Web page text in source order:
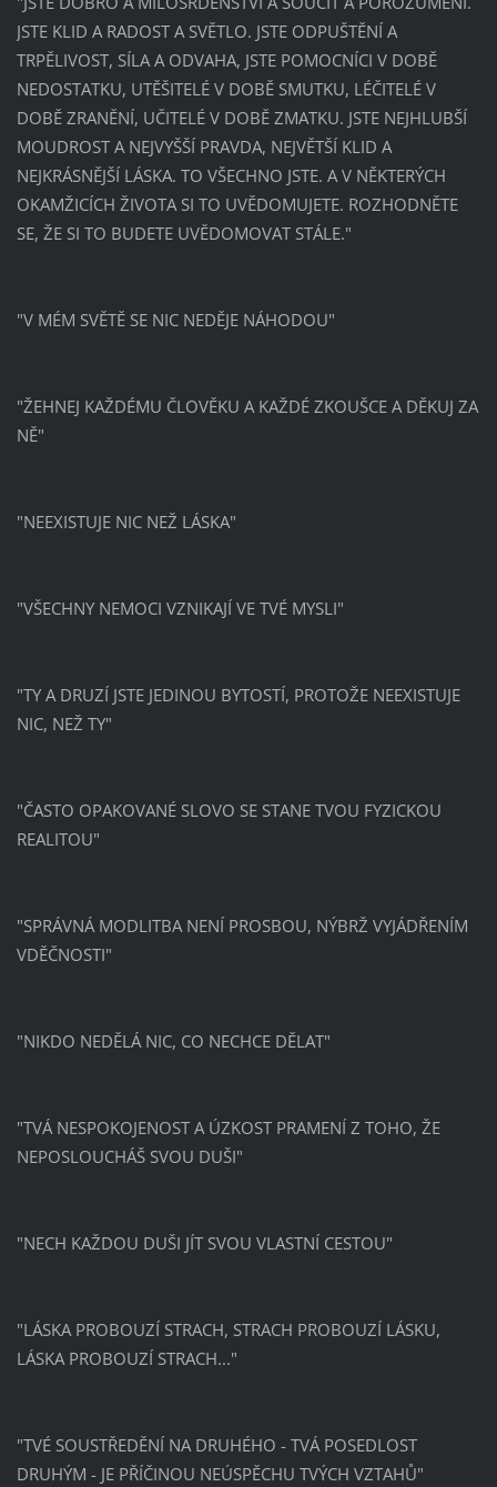
JSTE KLID A RADOST A SVĚTLO. JSTE ODPUŠTĚNÍ A
TRPĚLIVOST, SÍLA A ODVAHA, JSTE POMOCNÍCI V DOBĚ
NEDOSTATKU, UTĚŠITELÉ V DOBĚ SMUTKU, LÉČITELÉ V
DOBĚ ZRANĚNÍ, UČITELÉ V DOBĚ ZMATKU. JSTE NEJHLUBŠÍ
MOUDROST A NEJVYŠŠÍ PRAVDA, NEJVĚTŠÍ KLID A
NEJKRÁSNĚJŠÍ LÁSKA. TO VŠECHNO JSTE. A V NĚKTERÝCH
OKAMŽICÍCH ŽIVOTA SI TO UVĚDOMUJETE. ROZHODNĚTE
SE, ŽE SI TO BUDETE UVĚDOMOVAT STÁLE."
"V MÉM SVĚTĚ SE NIC NEDĚJE NÁHODOU"
"ŽEHNEJ KAŽDÉMU ČLOVĚKU A KAŽDÉ ZKOUŠCE A DĚKUJ ZA
NĚ"
"NEEXISTUJE NIC NEŽ LÁSKA"
"VŠECHNY NEMOCI VZNIKAJÍ VE TVÉ MYSLI"
"TY A DRUZÍ JSTE JEDINOU BYTOSTÍ, PROTOŽE NEEXISTUJE
NIC, NEŽ TY"
"ČASTO OPAKOVANÉ SLOVO SE STANE TVOU FYZICKOU
REALITOU"
"SPRÁVNÁ MODLITBA NENÍ PROSBOU, NÝBRŽ VYJÁDŘENÍM
VDĚČNOSTI"
"NIKDO NEDĚLÁ NIC, CO NECHCE DĚLAT"
"TVÁ NESPOKOJENOST A ÚZKOST PRAMENÍ Z TOHO, ŽE
NEPOSLOUCHÁŠ SVOU DUŠI"
"NECH KAŽDOU DUŠI JÍT SVOU VLASTNÍ CESTOU"
"LÁSKA PROBOUZÍ STRACH, STRACH PROBOUZÍ LÁSKU,
LÁSKA PROBOUZÍ STRACH..."
"TVÉ SOUSTŘEDĚNÍ NA DRUHÉHO - TVÁ POSEDLOST
DRUHÝM - JE PŘÍČINOU NEÚSPĚCHU TVÝCH VZTAHŮ"